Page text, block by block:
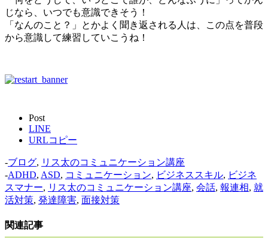
じなら、いつでも意識できそう！
「なんのこと？」とかよく聞き返される人は、この点を普段
から意識して練習していこうね！
Post
LINE
URLコピー
-ブログ, リス太のコミュニケーション講座
-ADHD, ASD, コミュニケーション, ビジネススキル, ビジネ
スマナー, リス太のコミュニケーション講座, 会話, 報連相, 就
活対策, 発達障害, 面接対策
関連記事